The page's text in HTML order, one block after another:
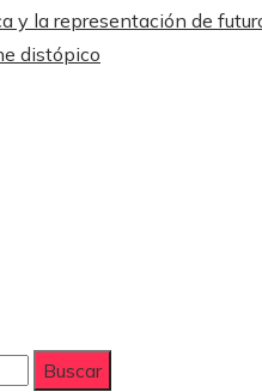
y la representación de
distópico